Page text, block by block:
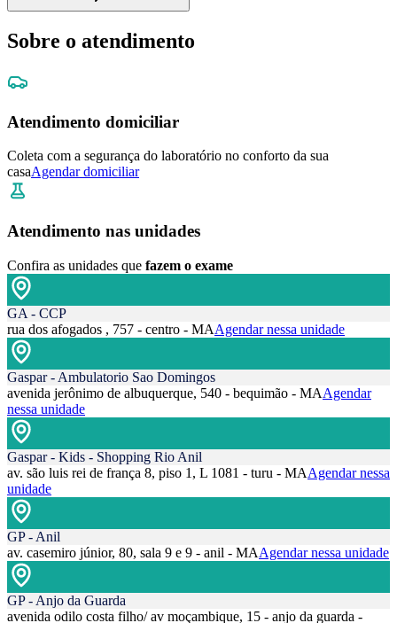
Sobre o atendimento
Atendimento domiciliar
Coleta com a segurança do laboratório no conforto da sua
casaAgendar domiciliar
Atendimento nas unidades
Confira as unidades que fazem o exame
GA - CCP
rua dos afogados , 757 - centro - MAAgendar nessa unidade
Gaspar - Ambulatorio Sao Domingos
avenida jerônimo de albuquerque, 540 - bequimão - MAAgendar
nessa unidade
Gaspar - Kids - Shopping Rio Anil
av. são luis rei de frança 8, piso 1, L 1081 - turu - MAAgendar nessa
unidade
GP - Anil
av. casemiro júnior, 80, sala 9 e 9 - anil - MAAgendar nessa unidade
GP - Anjo da Guarda
avenida odilo costa filho/ av moçambique, 15 - anjo da guarda -